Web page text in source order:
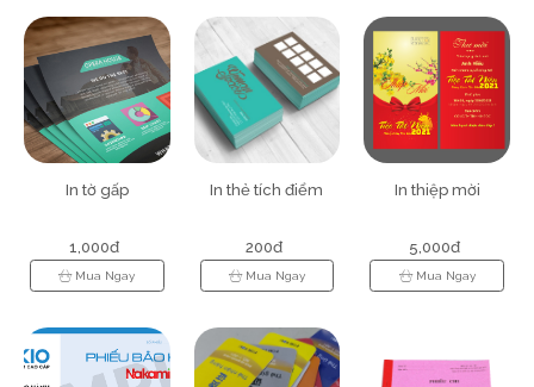
In tờ gấp
1,000đ
Mua Ngay
In thẻ tích điểm
200đ
Mua Ngay
In thiệp mời
5,000đ
Mua Ngay